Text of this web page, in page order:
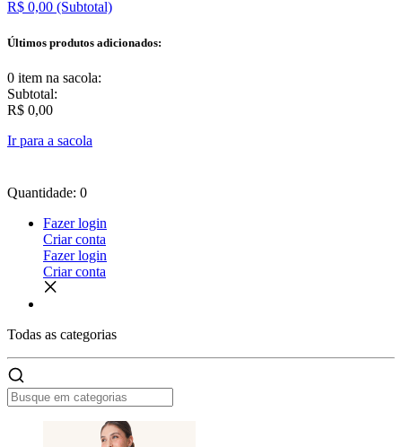
R$ 0,00 (Subtotal)
Últimos produtos adicionados:
0 item na sacola:
Subtotal:
R$ 0,00
Ir para a sacola
Quantidade: 0
Fazer login
Criar conta
Fazer login
Criar conta
Todas as categorias